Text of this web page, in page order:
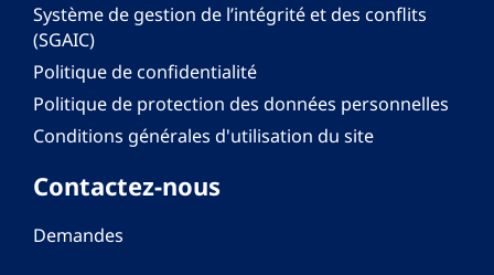
Système de gestion de l’intégrité et des conflits
(SGAIC)
Politique de confidentialité
Politique de protection des données personnelles
Conditions générales d'utilisation du site
Contactez-nous
Demandes